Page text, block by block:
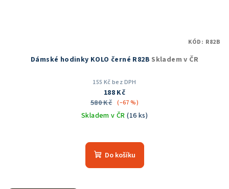
Dámské hodinky KOLO černé R82B Skladem v ČR
155 Kč bez DPH
188 Kč
580 Kč (–67 %)
Skladem v ČR(16 ks)
hodnocení
produktu
Do košíku
KÓD: R82B